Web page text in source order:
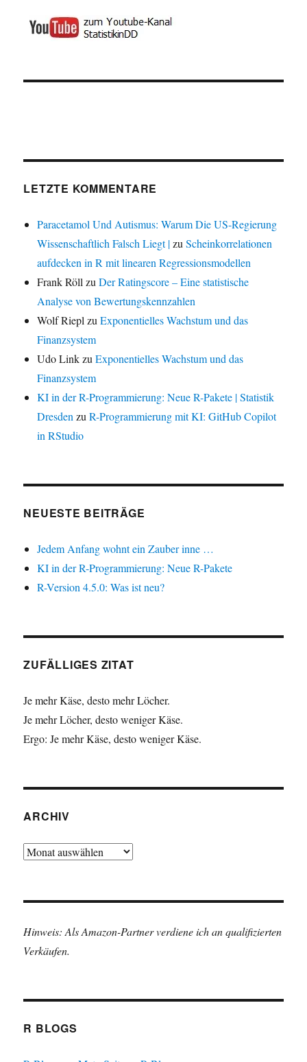
LETZTE KOMMENTARE
Paracetamol Und Autismus: Warum Die US-Regierung
Wissenschaftlich Falsch Liegt |zuScheinkorrelationen
aufdecken in R mit linearen Regressionsmodellen
Frank RöllzuDer Ratingscore – Eine statistische
Analyse von Bewertungskennzahlen
Wolf RieplzuExponentielles Wachstum und das
Finanzsystem
Udo LinkzuExponentielles Wachstum und das
Finanzsystem
KI in der R-Programmierung: Neue R-Pakete | Statistik
DresdenzuR-Programmierung mit KI: GitHub Copilot
in RStudio
NEUESTE BEITRÄGE
Jedem Anfang wohnt ein Zauber inne …
KI in der R-Programmierung: Neue R-Pakete
R-Version 4.5.0: Was ist neu?
ZUFÄLLIGES ZITAT
Je mehr Käse, desto mehr Löcher.
Je mehr Löcher, desto weniger Käse.
Ergo: Je mehr Käse, desto weniger Käse.
ARCHIV
Archiv
Hinweis: Als Amazon-Partner verdiene ich an qualifizierten
Verkäufen.
R BLOGS